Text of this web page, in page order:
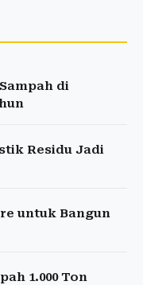
di
Residu Jadi
untuk Bangun
1.000 Ton